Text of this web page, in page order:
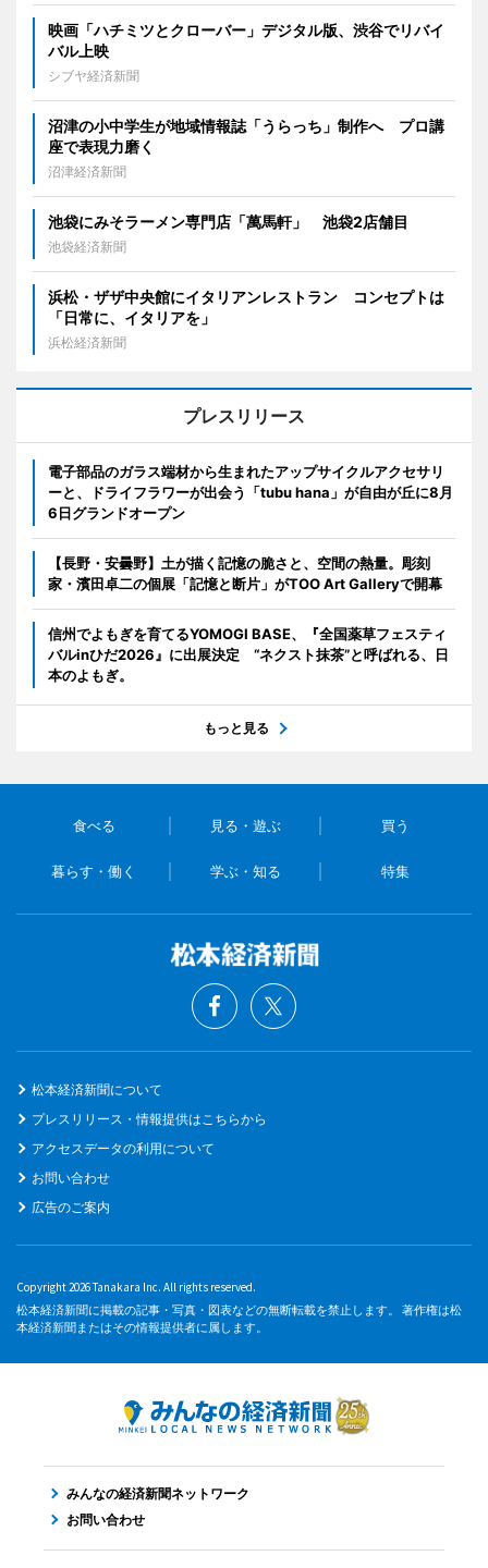
映画「ハチミツとクローバー」デジタル版、渋谷でリバイ
バル上映
シブヤ経済新聞
沼津の小中学生が地域情報誌「うらっち」制作へ プロ講
座で表現力磨く
沼津経済新聞
池袋にみそラーメン専門店「萬馬軒」 池袋2店舗目
池袋経済新聞
浜松・ザザ中央館にイタリアンレストラン コンセプトは
「日常に、イタリアを」
浜松経済新聞
プレスリリース
電子部品のガラス端材から生まれたアップサイクルアクセサリ
ーと、ドライフラワーが出会う「tubu hana」が自由が丘に8月
6日グランドオープン
【長野・安曇野】土が描く記憶の脆さと、空間の熱量。彫刻
家・濱田卓二の個展「記憶と断片」がTOO Art Galleryで開幕
信州でよもぎを育てるYOMOGI BASE、『全国薬草フェスティ
バルinひだ2026』に出展決定 “ネクスト抹茶”と呼ばれる、日
本のよもぎ。
もっと見る
食べる 見る・遊ぶ 買う
暮らす・働く 学ぶ・知る 特集
松本経済新聞について
プレスリリース・情報提供はこちらから
アクセスデータの利用について
お問い合わせ
広告のご案内
Copyright 2026 Tanakara Inc. All rights reserved.
松本経済新聞に掲載の記事・写真・図表などの無断転載を禁止します。 著作権は松
本経済新聞またはその情報提供者に属します。
みんなの経済新聞ネットワーク
お問い合わせ